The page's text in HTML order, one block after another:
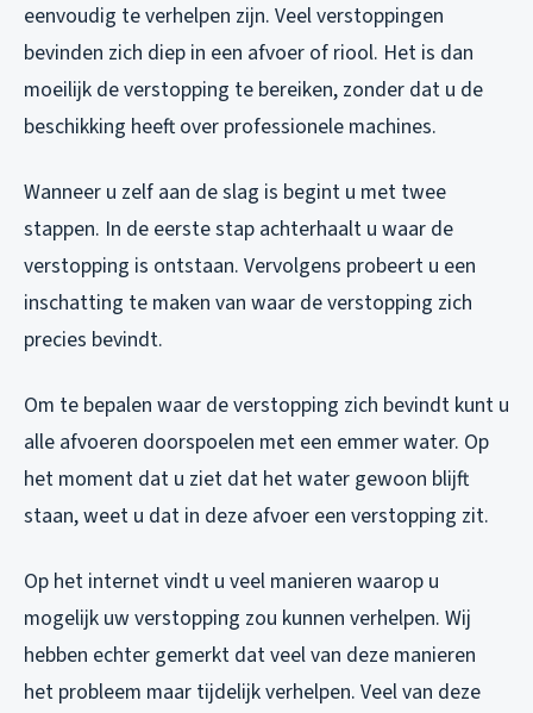
eenvoudig te verhelpen zijn. Veel verstoppingen
bevinden zich diep in een afvoer of riool. Het is dan
moeilijk de verstopping te bereiken, zonder dat u de
beschikking heeft over professionele machines.
Wanneer u zelf aan de slag is begint u met twee
stappen. In de eerste stap achterhaalt u waar de
verstopping is ontstaan. Vervolgens probeert u een
inschatting te maken van waar de verstopping zich
precies bevindt.
Om te bepalen waar de verstopping zich bevindt kunt u
alle afvoeren doorspoelen met een emmer water. Op
het moment dat u ziet dat het water gewoon blijft
staan, weet u dat in deze afvoer een verstopping zit.
Op het internet vindt u veel manieren waarop u
mogelijk uw verstopping zou kunnen verhelpen. Wij
hebben echter gemerkt dat veel van deze manieren
het probleem maar tijdelijk verhelpen. Veel van deze